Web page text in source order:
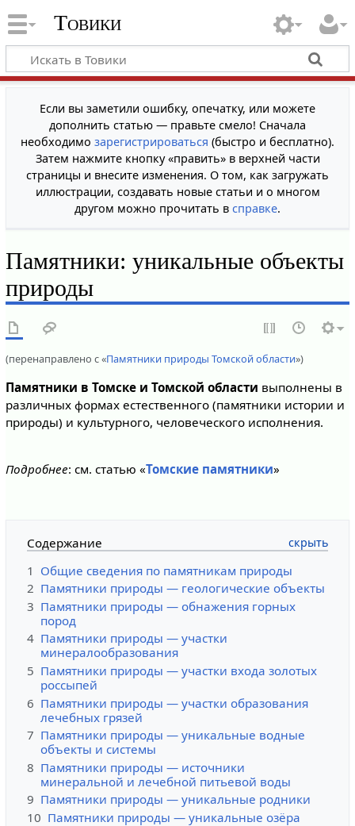
Товики
Если вы заметили ошибку, опечатку, или можете
дополнить статью — правьте смело! Сначала
необходимо зарегистрироваться (быстро и бесплатно).
Затем нажмите кнопку «править» в верхней части
страницы и внесите изменения. О том, как загружать
иллюстрации, создавать новые статьи и о многом
другом можно прочитать в справке.
Памятники: уникальные объекты
природы
(перенаправлено с «Памятники природы Томской области»)
Памятники в Томске и Томской области выполнены в
различных формах естественного (памятники истории и
природы) и культурного, человеческого исполнения.
Подробнее: см. статью «Томские памятники»
Содержание
1 Общие сведения по памятникам природы
2 Памятники природы — геологические объекты
3 Памятники природы — обнажения горных
пород
4 Памятники природы — участки
минералообразования
5 Памятники природы — участки входа золотых
россыпей
6 Памятники природы — участки образования
лечебных грязей
7 Памятники природы — уникальные водные
объекты и системы
8 Памятники природы — источники
минеральной и лечебной питьевой воды
9 Памятники природы — уникальные родники
10 Памятники природы — уникальные озёра